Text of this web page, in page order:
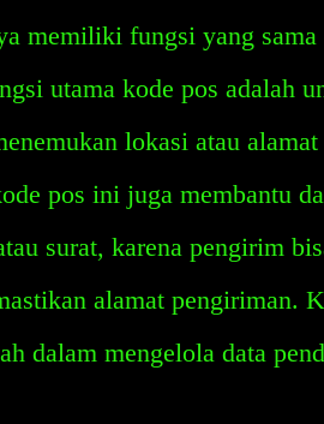
memiliki fungsi yang sama
utama kode pos adalah
lokasi atau
pos ini juga membantu
surat, karena pengirim
alamat pengiriman.
dalam mengelola data